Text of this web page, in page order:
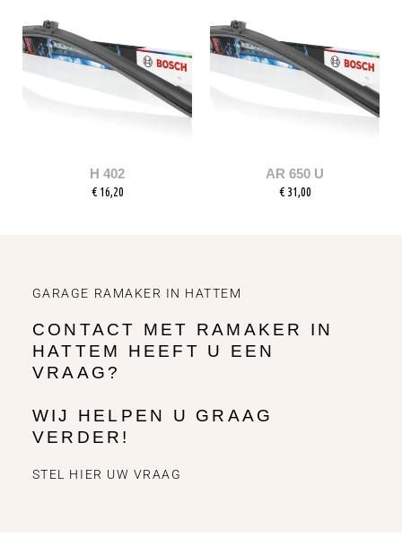
H 402
€16,20
AR 650 U
€31,00
GARAGE RAMAKER IN HATTEM
CONTACT MET RAMAKER IN
HATTEM HEEFT U EEN
VRAAG?
WIJ HELPEN U GRAAG
VERDER!
STEL HIER UW VRAAG